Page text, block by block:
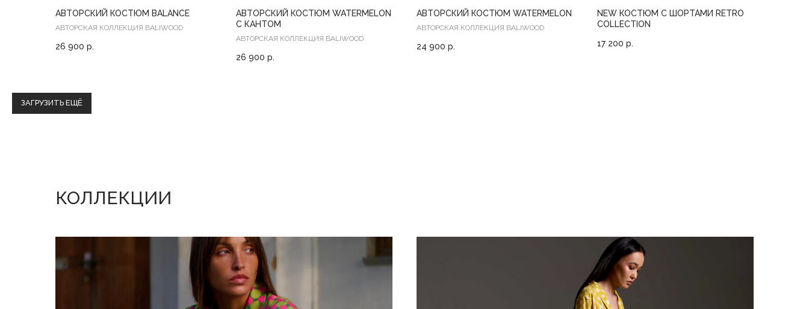
АВТОРСКИЙ КОСТЮМ BALANCE
АВТОРСКАЯ КОЛЛЕКЦИЯ BALIWOOD
26 900 р.
АВТОРСКИЙ КОСТЮМ WATERMELON
С КАНТОМ
АВТОРСКАЯ КОЛЛЕКЦИЯ BALIWOOD
26 900 р.
АВТОРСКИЙ КОСТЮМ WATERMELON
АВТОРСКАЯ КОЛЛЕКЦИЯ BALIWOOD
24 900 р.
NEW КОСТЮМ С ШОРТАМИ RETRO
COLLECTION
17 200 р.
ЗАГРУЗИТЬ ЕЩЁ
КОЛЛЕКЦИИ